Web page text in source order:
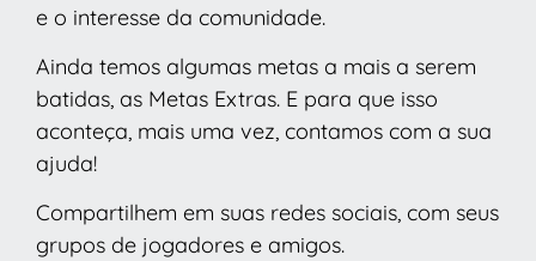
e o interesse da comunidade.
Ainda temos algumas metas a mais a serem
batidas, as Metas Extras. E para que isso
aconteça, mais uma vez, contamos com a sua
ajuda!
Compartilhem em suas redes sociais, com seus
grupos de jogadores e amigos.